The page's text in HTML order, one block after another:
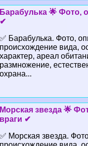
Баpaбулька 🌟 Фото,
✔
✅ Баpaбулька. Фото,
происхождение вида,
хаpaктер, ареал
размножение,
охрана...
Морская звезда 🌟
враги ✔
✅ Морская звезда.